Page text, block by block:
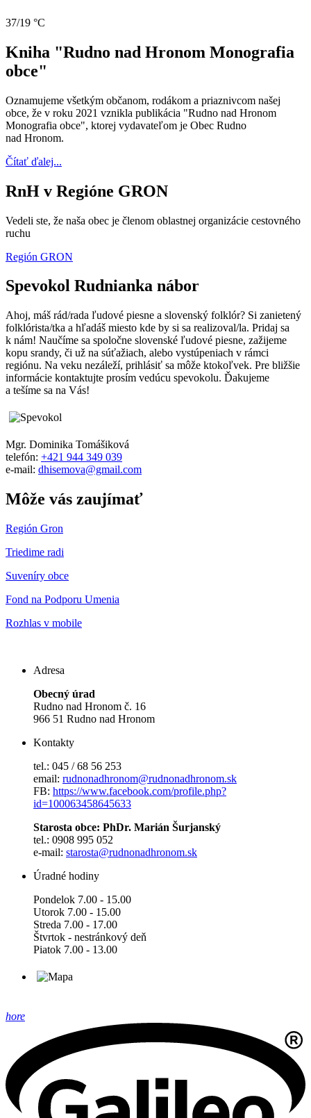
37/19 °C
Kniha "Rudno nad Hronom Monografia
obce"
Oznamujeme všetkým občanom, rodákom a priaznivcom našej
obce, že v roku 2021 vznikla publikácia "Rudno nad Hronom
Monografia obce", ktorej vydavateľom je Obec Rudno
nad Hronom.
Čítať ďalej...
RnH v Regióne GRON
Vedeli ste, že naša obec je členom oblastnej organizácie cestovného
ruchu
Región GRON
Spevokol Rudnianka nábor
Ahoj, máš rád/rada ľudové piesne a slovenský folklór? Si zanietený
folklórista/tka a hľadáš miesto kde by si sa realizoval/la. Pridaj sa
k nám! Naučíme sa spoločne slovenské ľudové piesne, zažijeme
kopu srandy, či už na súťažiach, alebo vystúpeniach v rámci
regiónu. Na veku nezáleží, prihlásiť sa môže ktokoľvek. Pre bližšie
informácie kontaktujte prosím vedúcu spevokolu. Ďakujeme
a tešíme sa na Vás!
Mgr. Dominika Tomášiková
telefón: +421 944 349 039
e-mail: dhisemova@gmail.com
Môže vás zaujímať
Región Gron
Triedime radi
Suveníry obce
Fond na Podporu Umenia
Rozhlas v mobile
Adresa
Obecný úrad
Rudno nad Hronom č. 16
966 51 Rudno nad Hronom
Kontakty
tel.: 045 / 68 56 253
email: rudnonadhronom@rudnonadhronom.sk
FB: https://www.facebook.com/profile.php?
id=100063458645633
Starosta obce: PhDr. Marián Šurjanský
tel.: 0908 995 052
e-mail: starosta@rudnonadhronom.sk
Úradné hodiny
Pondelok 7.00 - 15.00
Utorok 7.00 - 15.00
Streda 7.00 - 17.00
Štvrtok - nestránkový deň
Piatok 7.00 - 13.00
hore